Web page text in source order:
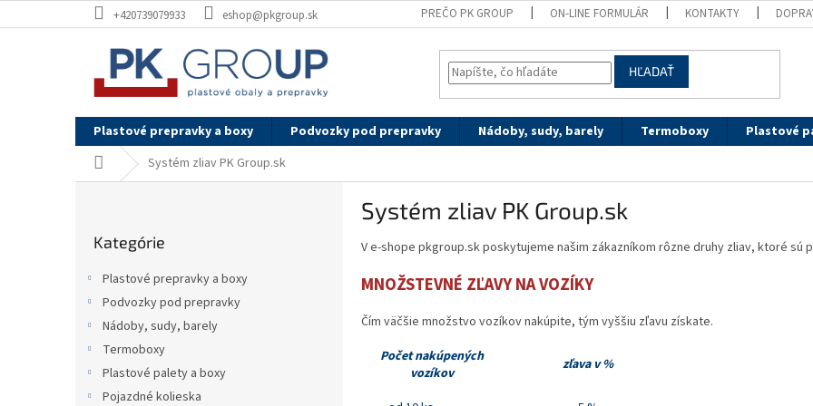
na
+420739079933 eshop@pkgroup.sk PREČO PK GROUP ON-LINE FORMULÁR KONTAKTY
HĽADAŤ
Plastové prepravky a boxy Podvozky pod prepravky Nádoby, sudy, barely Termoboxy Plastové
DomovSystém zliav PK Group.sk
kategórie
Kategórie
Plastové prepravky a boxy
Podvozky pod prepravky
Nádoby, sudy, barely
Termoboxy
Plastové palety a boxy
Pojazdné kolieska
Systém zliav PK Group.sk
V e-shope pkgroup.sk poskytujeme našim zákazníkom rôzne druhy zliav, ktoré sú
MNOŽSTEVNÉ ZĽAVY NA VOZÍKY
Čím väčšie množstvo vozíkov nakúpite, tým vyššiu zľavu získate.
Počet nakúpených
vozíkov
zľava v %